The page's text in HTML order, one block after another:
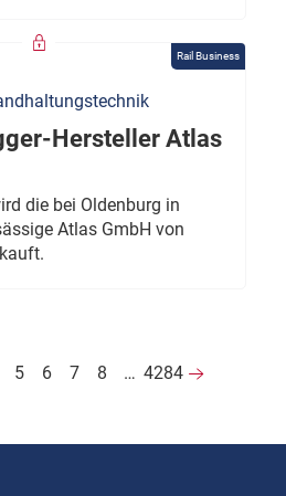
Rail Business
Hersteller Atlas
die bei Oldenburg in
Atlas GmbH von
5 6 7 8 … 4284